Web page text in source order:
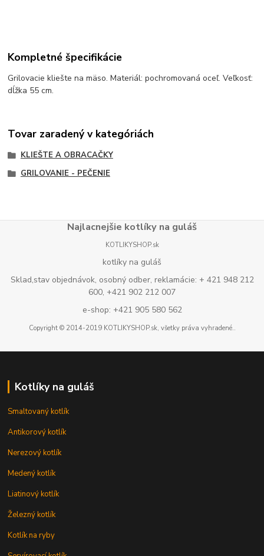
Kompletné špecifikácie
Grilovacie kliešte na mäso. Materiál: pochromovaná oceľ. Veľkosť:
dĺžka 55 cm.
Tovar zaradený v kategóriách
KLIEŠTE A OBRACAČKY
GRILOVANIE - PEČENIE
Najlacnejšie kotlíky na guláš
KOTLIKYSHOP.sk
kotlíky na guláš
Sklad,stav objednávok, osobný odber, reklamácie: + 421 948 212
600, +421 902 212 007
e-shop: +421 905 580 562
Copyright © 2014-2019 KOTLIKYSHOP.sk, všetky práva vyhradené..
Kotlíky na guláš
Smaltovaný kotlík
Antikorový kotlík
Nerezový kotlík
Medený kotlík
Liatinový kotlík
Železný kotlík
Kotlík na ryby